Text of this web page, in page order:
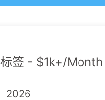
标签 - $1k+/Month
2026